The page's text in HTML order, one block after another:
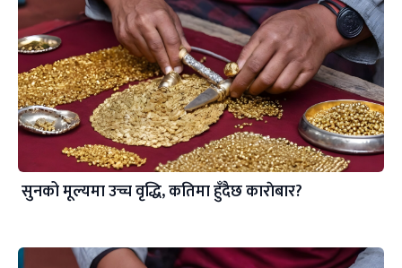
सुनको मूल्यमा उच्च वृद्धि, कतिमा हुँदैछ काराेबार?